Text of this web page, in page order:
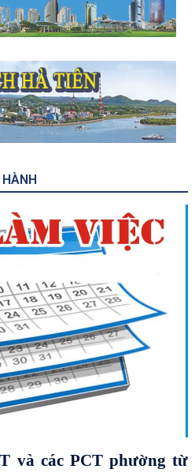
và các PCT phường từ